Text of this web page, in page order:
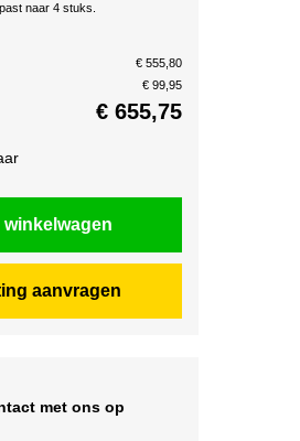
naar 4 stuks.
€ 555,80
€ 99,95
€ 655,75
winkelwagen
aanvragen
met ons op